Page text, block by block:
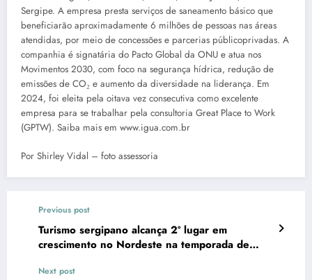
Sergipe. A empresa presta serviços de saneamento básico que
beneficiarão aproximadamente 6 milhões de pessoas nas áreas
atendidas, por meio de concessões e parcerias públicoprivadas. A
companhia é signatária do Pacto Global da ONU e atua nos
Movimentos 2030, com foco na segurança hídrica, redução de
emissões de CO₂ e aumento da diversidade na liderança. Em
2024, foi eleita pela oitava vez consecutiva como excelente
empresa para se trabalhar pela consultoria Great Place to Work
(GPTW). Saiba mais em www.igua.com.br
Por Shirley Vidal – foto assessoria
Previous post
Turismo sergipano alcança 2º lugar em
crescimento no Nordeste na temporada de
Next post